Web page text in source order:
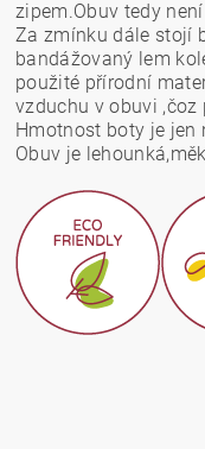
zipem.Obuv tedy
Za zmínku dále stojí
bandážovaný lem
použité přírodní
vzduchu v obuvi
Hmotnost boty je jen
Obuv je